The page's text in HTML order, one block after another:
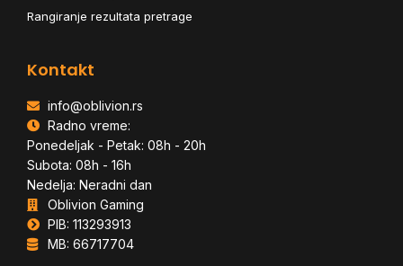
Rangiranje rezultata pretrage
Kontakt
info@oblivion.rs
Radno vreme:
Ponedeljak - Petak: 08h - 20h
Subota: 08h - 16h
Nedelja: Neradni dan
Oblivion Gaming
PIB: 113293913
MB: 66717704